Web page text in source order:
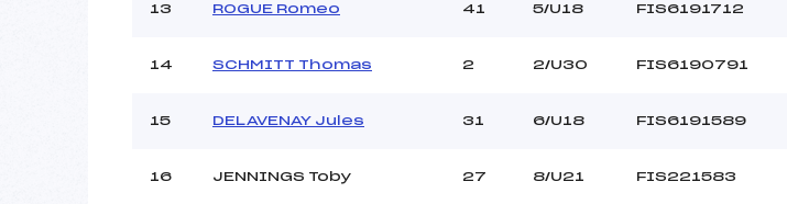
13 ROGUE Romeo 41 5/U18 FIS6191712
14 SCHMITT Thomas 2 2/U30 FIS6190791
15 DELAVENAY Jules 31 6/U18 FIS6191589
16 JENNINGS Toby 27 8/U21 FIS221583